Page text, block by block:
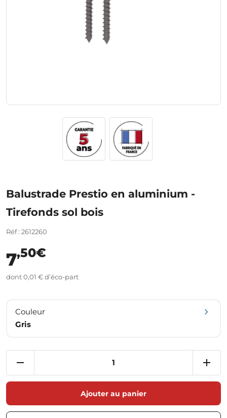
Balustrade Prestio en aluminium -
Tirefonds sol bois
Réf : 2612260
7,50€
dont 0,01 € d’éco-part
Couleur
Gris
Ajouter au panier